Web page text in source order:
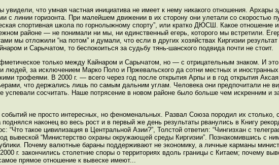
что умная частная инициатива не имеет к нему никакого отношения. Архары
с линии горизонта. При малейшем движении в их сторону они улетали со
спортивная школа по горнолыжному спорту”, или кратко ДЮСШ. Какое отношение
районе — не понимали ни мы, ни единственный егерь, которого мы встретили.
отложили “на потом” и думали, что если в других хозяйствах Киргизии
и Сарычатом, то беспокоиться за судьбу тянь-шанского подвида почти не стоит.
только между Кайнаром и Сарычатом, но — с отрицательным знаком. И
людей, за исключением Марко Поло и Пржевальского да сотни местных и иностранных
трофеями. В 2000 г. — всего через год после открытия Арпы и в год открытия
что держались лишь по самым дальним углам. Человека они предпочитали не
сосчитать. Наше потрясение в новом районе было больше чем искренним и
не просто интересных, но феноменальных. Развал Союза породил их столько,
наконец во весь рост и в первый же день результаты рванулись в Книгу
“Что такое цивилизация в Центральной Азии?”, Толстой ответил: “Чингизхан с
вывеской “Министерство охраны окружающей среды Киргизии”. Познакомившись с
Почему валютные бараны поддерживают не экономику, а личные карманы
г. закончились столетние споры о территориях вдоль границы с Китаем; почему
прямое отношение к вывеске имеют...